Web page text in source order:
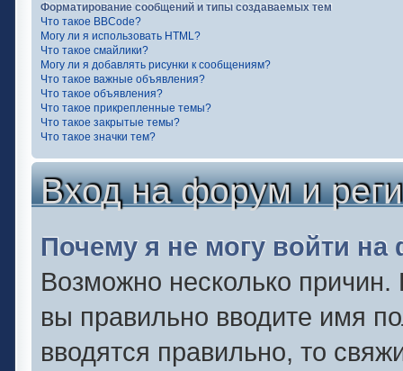
Форматирование сообщений и типы создаваемых тем
Что такое BBCode?
Могу ли я использовать HTML?
Что такое смайлики?
Могу ли я добавлять рисунки к сообщениям?
Что такое важные объявления?
Что такое объявления?
Что такое прикрепленные темы?
Что такое закрытые темы?
Что такое значки тем?
Вход на форум и
Почему я не могу войти
Возможно несколько
вы правильно вводите имя
вводятся правильно, то